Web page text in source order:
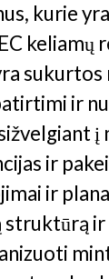
kurie
keliamų
ir
į
ir
ir
struktūrą